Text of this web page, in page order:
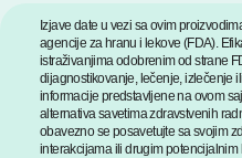
Izjave date u vezi sa ovim
agencije za hranu i lekove (FDA).
istraživanjima odobrenim od strane
dijagnostikovanje, lečenje, izlečenje
informacije predstavljene na ovom
alternativa savetima zdravstvenih
obavezno se posavetujte sa svojim
interakcijama ili drugim